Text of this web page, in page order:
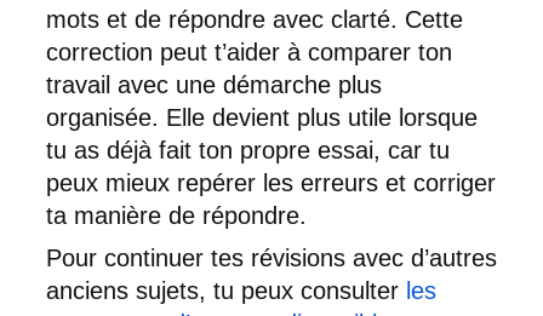
mots et de répondre avec clarté. Cette
correction peut t’aider à comparer ton
travail avec une démarche plus
organisée. Elle devient plus utile lorsque
tu as déjà fait ton propre essai, car tu
peux mieux repérer les erreurs et corriger
ta manière de répondre.
Pour continuer tes révisions avec d’autres
anciens sujets, tu peux consulter les